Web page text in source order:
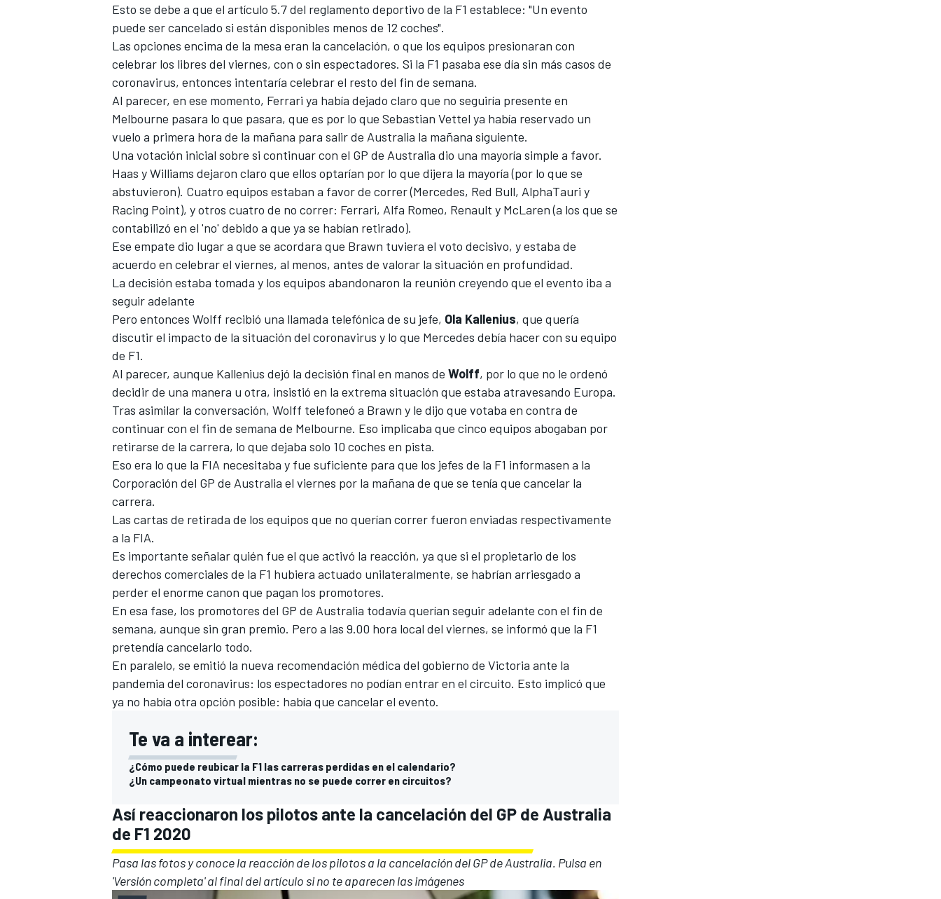
MÁS CATEGORÍAS
Esto se debe a que el artículo 5.7 del reglamento deportivo de la F1 establece: "Un evento
puede ser cancelado si están disponibles menos de 12 coches".
Las opciones encima de la mesa eran la cancelación, o que los equipos presionaran con
celebrar los libres del viernes, con o sin espectadores. Si la F1 pasaba ese día sin más casos de
coronavirus, entonces intentaría celebrar el resto del fin de semana.
Al parecer, en ese momento, Ferrari ya había dejado claro que no seguiría presente en
Melbourne pasara lo que pasara, que es por lo que Sebastian Vettel ya había reservado un
vuelo a primera hora de la mañana para salir de Australia la mañana siguiente.
Una votación inicial sobre si continuar con el GP de Australia dio una mayoría simple a favor.
Haas yWilliams dejaron claro que ellos optarían por lo que dijera la mayoría (por lo que se
abstuvieron). Cuatro equipos estaban a favor de correr (Mercedes, Red Bull, AlphaTauri y
Racing Point), y otros cuatro de no correr: Ferrari, Alfa Romeo, Renault y McLaren(a los que se
contabilizó en el 'no' debido a que ya se habían retirado).
Ese empate dio lugar a que se acordara que Brawn tuviera el voto decisivo, y estaba de
acuerdo en celebrar el viernes, al menos, antes de valorar la situación en profundidad.
La decisión estaba tomada y los equipos abandonaron la reunión creyendo que el evento iba a
seguir adelante
Pero entonces Wolff recibió una llamada telefónica de su jefe, Ola Kallenius, que quería
discutir el impacto de la situación del coronavirus y lo que Mercedes debía hacer con su equipo
de F1.
Al parecer, aunque Kallenius dejó la decisión final en manos de Wolff, por lo que no le ordenó
decidir de una manera u otra, insistió en la extrema situación que estaba atravesando Europa.
Tras asimilar la conversación, Wolff telefoneó a Brawn y le dijo que votaba en contra de
continuar con el fin de semana de Melbourne. Eso implicaba que cinco equipos abogaban por
retirarse de la carrera, lo que dejaba solo 10 coches en pista.
Eso era lo que la FIA necesitaba y fue suficiente para que los jefes de la F1 informasen a la
Corporación del GP de Australia el viernes por la mañana de que se tenía que cancelar la
carrera.
Las cartas de retirada de los equipos que no querían correr fueron enviadas respectivamente
a la FIA.
Es importante señalar quién fue el que activó la reacción, ya que si el propietario de los
derechos comerciales de la F1 hubiera actuado unilateralmente, se habrían arriesgado a
perder el enorme canon que pagan los promotores.
En esa fase, los promotores del GP de Australia todavía querían seguir adelante con el fin de
semana, aunque sin gran premio. Pero a las 9.00 hora local del viernes, se informó que la F1
pretendía cancelarlo todo.
En paralelo, se emitió la nueva recomendación médica del gobierno de Victoria ante la
pandemia del coronavirus: los espectadores no podían entrar en el circuito. Esto implicó que
ya no había otra opción posible: había que cancelar el evento.
Te va a interear:
¿Cómo puede reubicar la F1 las carreras perdidas en el calendario?
¿Un campeonato virtual mientras no se puede correr en circuitos?
Así reaccionaron los pilotos ante la cancelación del GP de Australia
de F1 2020
Pasa las fotos y conoce la reacción de los pilotos a la cancelación del GP de Australia. Pulsa en
'Versión completa' al final del artículo si no te aparecen las imágenes